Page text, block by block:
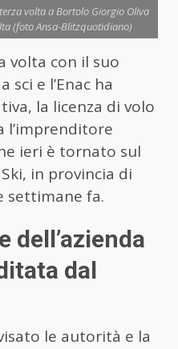
volta a Bortolo Giorgio Oliva
(foto Ansa-Blitzquotidiano)
volta con il suo
e l’Enac ha
la licenza di volo
l’imprenditore
ieri è tornato sul
in provincia di
settimane fa.
dell’azienda
dal
le autorità e la